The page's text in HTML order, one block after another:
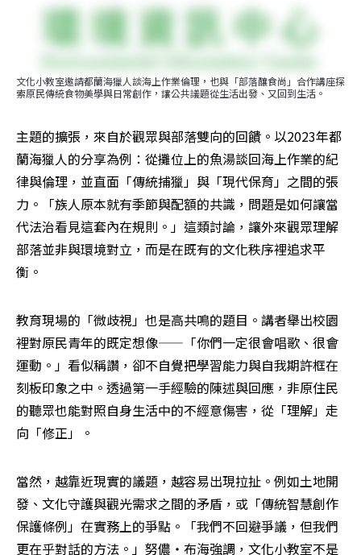
文化小教室邀請都蘭海獵人談海上作業倫理，也與「部落釀食尚」合作講座探
索原民傳統食物美學與日常創作，讓公共議題從生活出發、又回到生活。
主題的擴張，來自於觀眾與部落雙向的回饋。以2023年都
蘭海獵人的分享為例：從攤位上的魚湯談回海上作業的紀
律與倫理，並直面「傳統捕獵」與「現代保育」之間的張
力。「族人原本就有季節與配額的共識，問題是如何讓當
代法治看見這套內在規則。」這類討論，讓外來觀眾理解
部落並非與環境對立，而是在既有的文化秩序裡追求平
衡。
教育現場的「微歧視」也是高共鳴的題目。講者舉出校園
裡對原民青年的既定想像——「你們一定很會唱歌、很會
運動。」看似稱讚，卻不自覺把學習能力與自我期許框在
刻板印象之中。透過第一手經驗的陳述與回應，非原住民
的聽眾也能對照自身生活中的不經意傷害，從「理解」走
向「修正」。
當然，越靠近現實的議題，越容易出現拉扯。例如土地開
發、文化守護與觀光需求之間的矛盾，或「傳統智慧創作
保護條例」在實務上的爭點。「我們不回避爭議，但我們
更在乎對話的方法。」努儂・布海強調，文化小教室不是